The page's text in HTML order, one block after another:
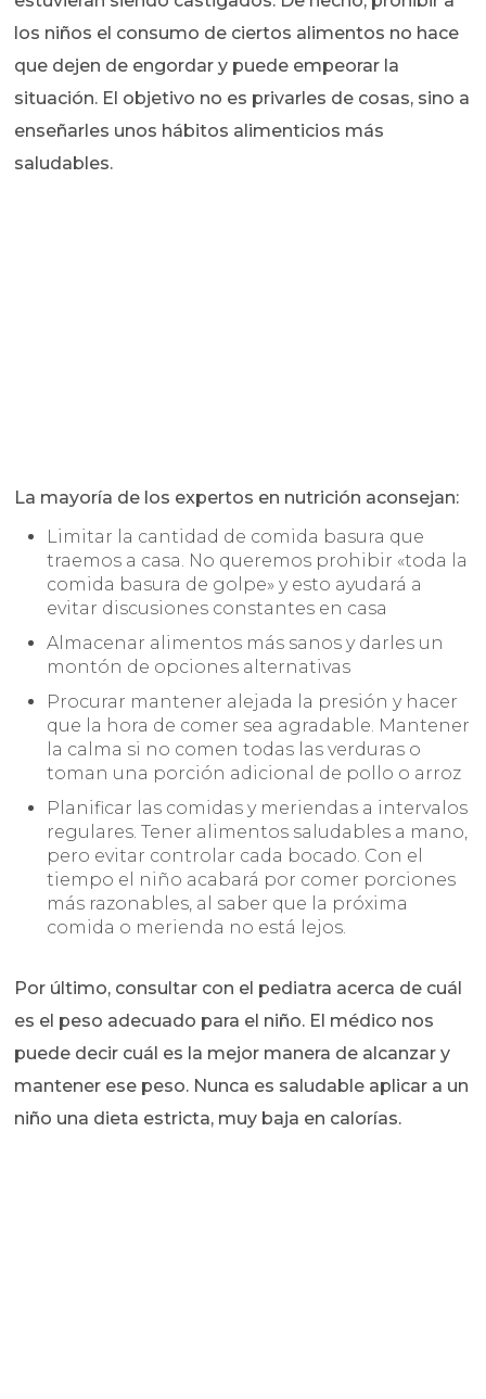
los niños el consumo de ciertos alimentos no hace
que dejen de engordar y puede empeorar la
situación. El objetivo no es privarles de cosas, sino a
enseñarles unos hábitos alimenticios más
saludables.
La mayoría de los expertos en nutrición aconsejan:
Limitar la cantidad de comida basura que
traemos a casa. No queremos prohibir «toda la
comida basura de golpe» y esto ayudará a
evitar discusiones constantes en casa
Almacenar alimentos más sanos y darles un
montón de opciones alternativas
Procurar mantener alejada la presión y hacer
que la hora de comer sea agradable. Mantener
la calma si no comen todas las verduras o
toman una porción adicional de pollo o arroz
Planificar las comidas y meriendas a intervalos
regulares. Tener alimentos saludables a mano,
pero evitar controlar cada bocado. Con el
tiempo el niño acabará por comer porciones
más razonables, al saber que la próxima
comida o merienda no está lejos.
Por último, consultar con el pediatra acerca de cuál
es el peso adecuado para el niño. El médico nos
puede decir cuál es la mejor manera de alcanzar y
mantener ese peso. Nunca es saludable aplicar a un
niño una dieta estricta, muy baja en calorías.